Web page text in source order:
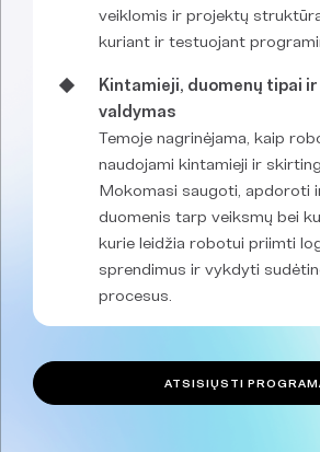
veiklomis ir projektų
kuriant ir testuojant
Kintamieji, duomenų tipai
valdymas
Temoje nagrinėjama, kaip
naudojami kintamieji ir
Mokomasi saugoti, apdoroti
duomenis tarp veiksmų bei
kurie leidžia robotui priimti
sprendimus ir vykdyti
procesus.
ATSISIŲSTI